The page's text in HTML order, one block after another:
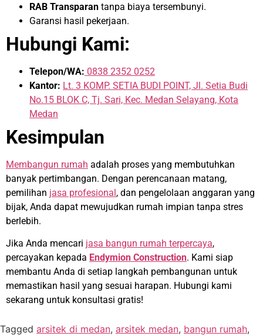
RAB Transparan tanpa biaya tersembunyi.
Garansi hasil pekerjaan.
Hubungi Kami:
Telepon/WA: 0838 2352 0252
Kantor: Lt. 3 KOMP. SETIA BUDI POINT, Jl. Setia Budi
No.15 BLOK C, Tj. Sari, Kec. Medan Selayang, Kota
Medan
Kesimpulan
Membangun rumah adalah proses yang membutuhkan
banyak pertimbangan. Dengan perencanaan matang,
pemilihan jasa profesional, dan pengelolaan anggaran yang
bijak, Anda dapat mewujudkan rumah impian tanpa stres
berlebih.
Jika Anda mencari jasa bangun rumah terpercaya,
percayakan kepada Endymion Construction. Kami siap
membantu Anda di setiap langkah pembangunan untuk
memastikan hasil yang sesuai harapan. Hubungi kami
sekarang untuk konsultasi gratis!
Tagged arsitek di medan, arsitek medan, bangun rumah,